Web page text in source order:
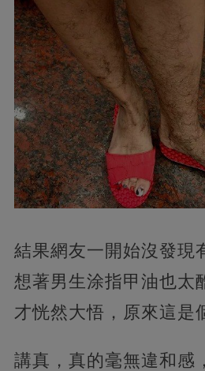
結果網友一開始沒發現
想著男生涂指甲油也太
才恍然大悟，原來這是
講真，真的毫無違和感